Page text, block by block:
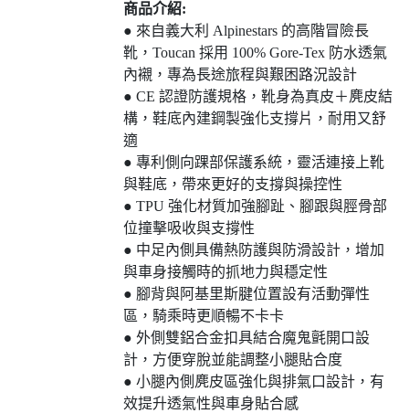
商品介紹:
● 來自義大利 Alpinestars 的高階冒險長
靴，Toucan 採用 100% Gore-Tex 防水透氣
內襯，專為長途旅程與艱困路況設計
● CE 認證防護規格，靴身為真皮＋麂皮結
構，鞋底內建鋼製強化支撐片，耐用又舒
適
● 專利側向踝部保護系統，靈活連接上靴
與鞋底，帶來更好的支撐與操控性
● TPU 強化材質加強腳趾、腳跟與脛骨部
位撞擊吸收與支撐性
● 中足內側具備熱防護與防滑設計，增加
與車身接觸時的抓地力與穩定性
● 腳背與阿基里斯腱位置設有活動彈性
區，騎乘時更順暢不卡卡
● 外側雙鋁合金扣具結合魔鬼氈開口設
計，方便穿脫並能調整小腿貼合度
● 小腿內側麂皮區強化與排氣口設計，有
效提升透氣性與車身貼合感